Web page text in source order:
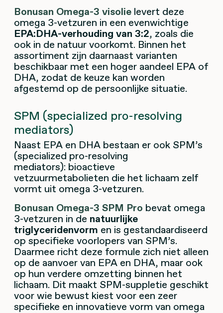
Bonusan Omega-3 visolie levert deze
omega 3-vetzuren in een evenwichtige
EPA:DHA-verhouding van 3:2, zoals die
ook in de natuur voorkomt. Binnen het
assortiment zijn daarnaast varianten
beschikbaar met een hoger aandeel EPA of
DHA, zodat de keuze kan worden
afgestemd op de persoonlijke situatie.
SPM (specialized pro-resolving
mediators)
Naast EPA en DHA bestaan er ook SPM’s
(specialized pro-resolving
mediators): bioactieve
vetzuurmetabolieten die het lichaam zelf
vormt uit omega 3-vetzuren.
Bonusan Omega-3 SPM Pro bevat omega
3-vetzuren in de natuurlijke
triglyceridenvorm en is gestandaardiseerd
op specifieke voorlopers van SPM’s.
Daarmee richt deze formule zich niet alleen
op de aanvoer van EPA en DHA, maar ook
op hun verdere omzetting binnen het
lichaam. Dit maakt SPM-suppletie geschikt
voor wie bewust kiest voor een zeer
specifieke en innovatieve vorm van omega